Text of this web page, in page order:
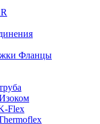
Фланцы
Flex